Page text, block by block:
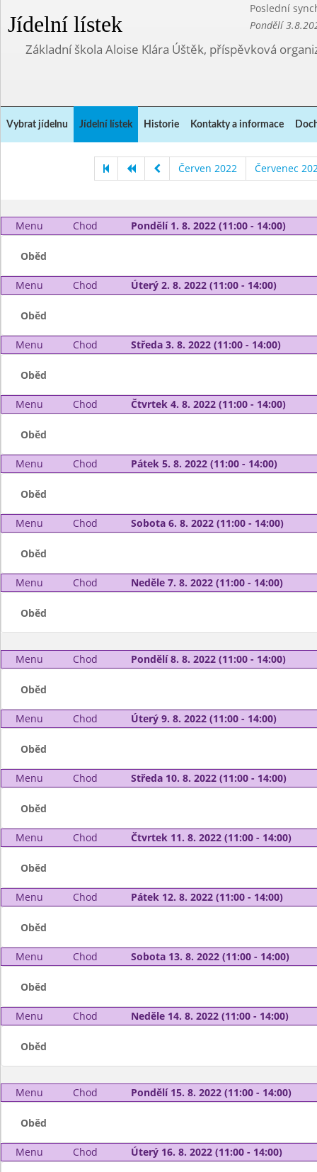
Jídelní lístek
Poslední
Pondělí
Základní škola Aloise Klára Úštěk, příspěvková
Vybrat jídelnu Jídelní lístek Historie Kontakty a informace
Červen 2022 Červenec
Menu Chod Pondělí 1. 8. 2022 (11:00 - 14:00)
Oběd
Menu Chod Úterý 2. 8. 2022 (11:00 - 14:00)
Oběd
Menu Chod Středa 3. 8. 2022 (11:00 - 14:00)
Oběd
Menu Chod Čtvrtek 4. 8. 2022 (11:00 - 14:00)
Oběd
Menu Chod Pátek 5. 8. 2022 (11:00 - 14:00)
Oběd
Menu Chod Sobota 6. 8. 2022 (11:00 - 14:00)
Oběd
Menu Chod Neděle 7. 8. 2022 (11:00 - 14:00)
Oběd
Menu Chod Pondělí 8. 8. 2022 (11:00 - 14:00)
Oběd
Menu Chod Úterý 9. 8. 2022 (11:00 - 14:00)
Oběd
Menu Chod Středa 10. 8. 2022 (11:00 - 14:00)
Oběd
Menu Chod Čtvrtek 11. 8. 2022 (11:00 - 14:00)
Oběd
Menu Chod Pátek 12. 8. 2022 (11:00 - 14:00)
Oběd
Menu Chod Sobota 13. 8. 2022 (11:00 - 14:00)
Oběd
Menu Chod Neděle 14. 8. 2022 (11:00 - 14:00)
Oběd
Menu Chod Pondělí 15. 8. 2022 (11:00 - 14:00)
Oběd
Menu Chod Úterý 16. 8. 2022 (11:00 - 14:00)